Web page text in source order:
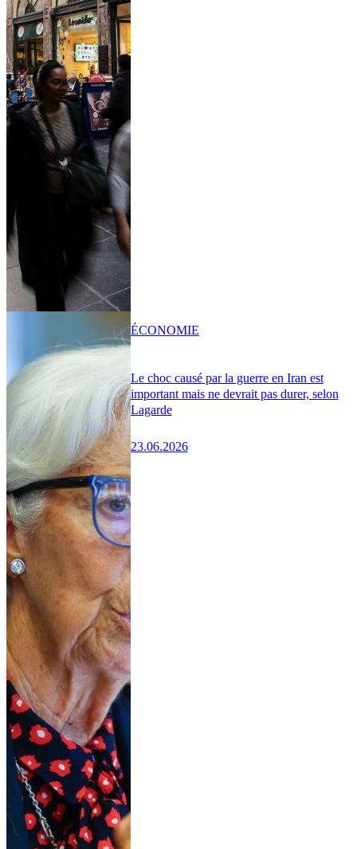
Le choc causé par la guerre en Iran est
important mais ne devrait pas durer, selon
Lagarde
23.06.2026
ÉCONOMIE